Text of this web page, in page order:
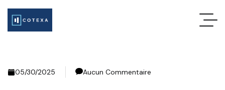
05/30/2025 Aucun Commentaire